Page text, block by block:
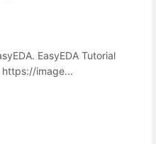
EasyEDA Tutorial
image...